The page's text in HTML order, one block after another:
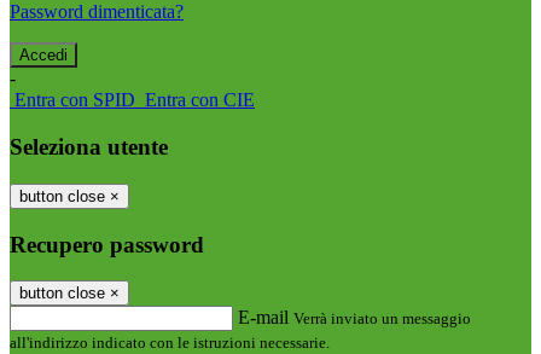
Password dimenticata?
-
Entra con SPID Entra con CIE
Seleziona utente
button close ×
Recupero password
button close ×
E-mail Verrà inviato un messaggio
all'indirizzo indicato con le istruzioni necessarie.